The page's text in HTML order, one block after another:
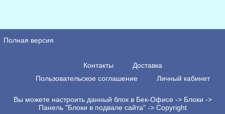
Полная версия
Контакты
Доставка
Пользовательское соглашение
Личный кабинет
Вы можете настроить данный блок в Бек-Офисе -> Блоки ->
Панель "Блоки в подвале сайта" -> Copyright